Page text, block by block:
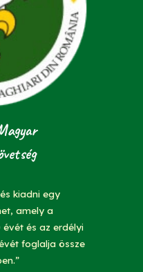
kiadni egy
amely a
évét és az erdélyi
foglalja össze